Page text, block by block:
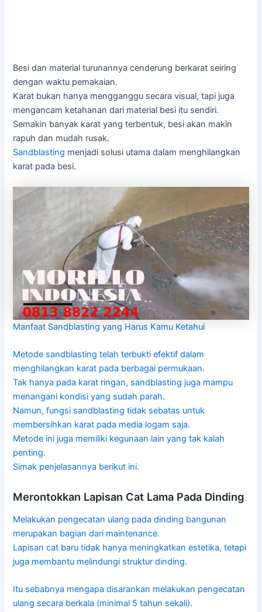
Besi dan material turunannya cenderung berkarat seiring
dengan waktu pemakaian.
Karat bukan hanya mengganggu secara visual, tapi juga
mengancam ketahanan dari material besi itu sendiri.
Semakin banyak karat yang terbentuk, besi akan makin
rapuh dan mudah rusak.
Sandblasting menjadi solusi utama dalam menghilangkan
karat pada besi.
Manfaat Sandblasting yang Harus Kamu Ketahui
Metode sandblasting telah terbukti efektif dalam
menghilangkan karat pada berbagai permukaan.
Tak hanya pada karat ringan, sandblasting juga mampu
menangani kondisi yang sudah parah.
Namun, fungsi sandblasting tidak sebatas untuk
membersihkan karat pada media logam saja.
Metode ini juga memiliki kegunaan lain yang tak kalah
penting.
Simak penjelasannya berikut ini.
Merontokkan Lapisan Cat Lama Pada Dinding
Melakukan pengecatan ulang pada dinding bangunan
merupakan bagian dari maintenance.
Lapisan cat baru tidak hanya meningkatkan estetika, tetapi
juga membantu melindungi struktur dinding.
Itu sebabnya mengapa disarankan melakukan pengecatan
ulang secara berkala (minimal 5 tahun sekali).